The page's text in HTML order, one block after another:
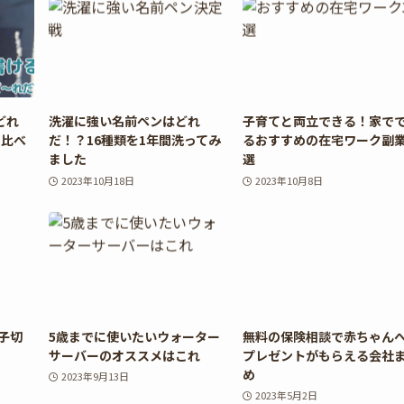
れ
べ
洗濯に強い名前ペンはどれ
だ！？16種類を1年間洗ってみ
ました
2023年10月18日
子育てと両立できる！家で
るおすすめの在宅ワーク副
選
2023年10月8日
切
5歳までに使いたいウォーター
サーバーのオススメはこれ
2023年9月13日
無料の保険相談で赤ちゃん
プレゼントがもらえる会社
め
2023年5月2日